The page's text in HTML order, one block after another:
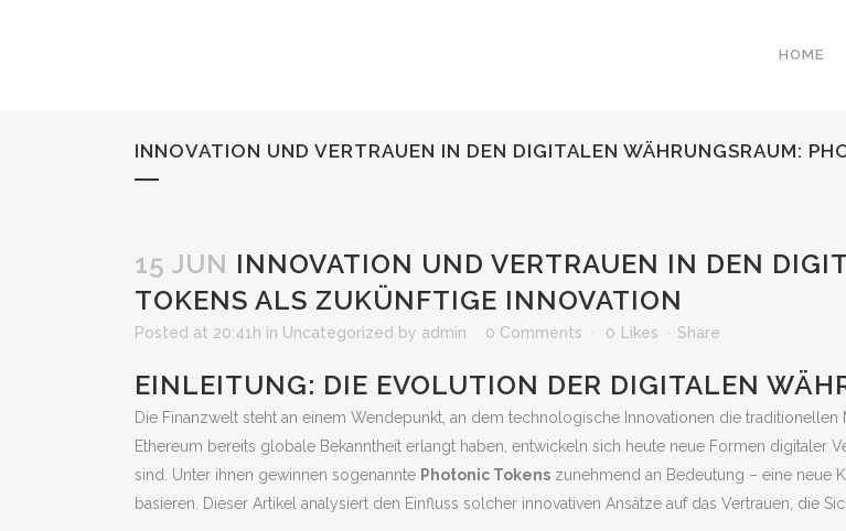
HOME
INNOVATION UND VERTRAUEN IN DEN DIGITALEN WÄHRUNGSRAUM:
15 JUN INNOVATION UND VERTRAUEN IN DEN
TOKENS ALS ZUKÜNFTIGE INNOVATION
Posted at 20:41h in Uncategorized by admin 0 Comments 0 Likes Share
EINLEITUNG: DIE EVOLUTION DER DIGITALEN
Die Finanzwelt steht an einem Wendepunkt, an dem technologische Innovationen die
Ethereum bereits globale Bekanntheit erlangt haben, entwickeln sich heute neue Formen
sind. Unter ihnen gewinnen sogenannte Photonic Tokens zunehmend an Bedeutung – eine neue
basieren. Dieser Artikel analysiert den Einfluss solcher innovativen Ansätze auf das Vertrauen, die